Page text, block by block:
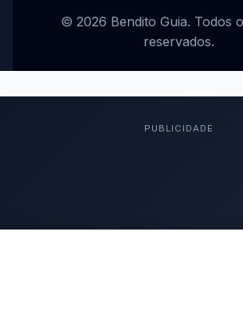
© 2026 Bendito Guia. Todos
reservados.